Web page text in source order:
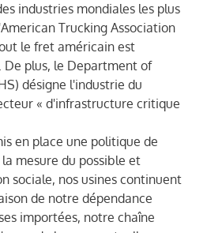
industries mondiales les plus
Trucking Association
le fret américain est
plus, le Department of
désigne l'industrie du
« d'infrastructure critique
en place une politique de
mesure du possible et
sociale, nos usines continuent
de notre dépendance
importées, notre chaîne